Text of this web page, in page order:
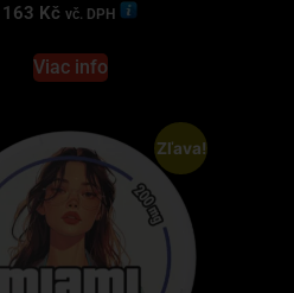
163 Kč vč. DPH
Viac info
Zľava!